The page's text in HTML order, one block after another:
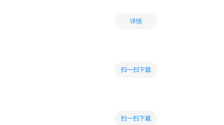
详情
扫一扫下载
扫一扫下载